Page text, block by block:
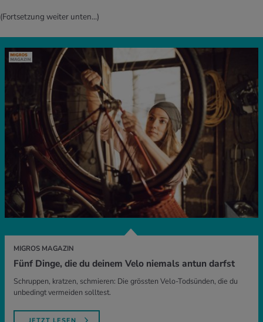
(Fortsetzung weiter unten...)
MIGROS MAGAZIN
Fünf Dinge, die du deinem Velo niemals antun darfst
Schruppen, kratzen, schmieren: Die grössten Velo-Todsünden, die du
unbedingt vermeiden solltest.